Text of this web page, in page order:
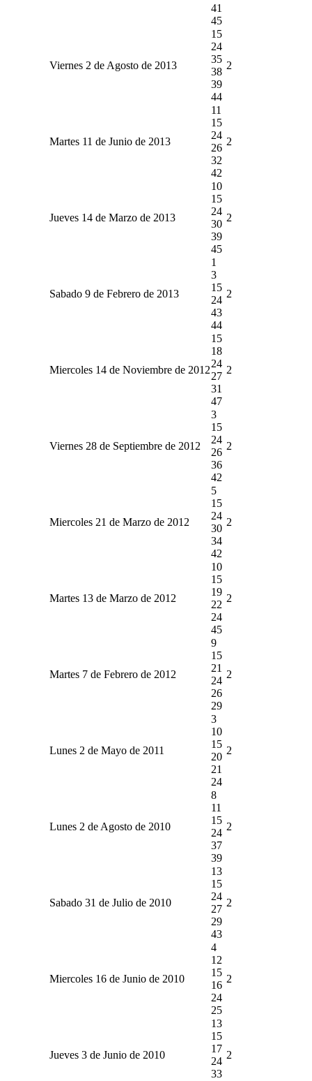
41
45
Viernes 2 de Agosto de 2013
15
24
35
38
39
44
2
Martes 11 de Junio de 2013
11
15
24
26
32
42
2
Jueves 14 de Marzo de 2013
10
15
24
30
39
45
2
Sabado 9 de Febrero de 2013
1
3
15
24
43
44
2
Miercoles 14 de Noviembre de 2012
15
18
24
27
31
47
2
Viernes 28 de Septiembre de 2012
3
15
24
26
36
42
2
Miercoles 21 de Marzo de 2012
5
15
24
30
34
42
2
Martes 13 de Marzo de 2012
10
15
19
22
24
45
2
Martes 7 de Febrero de 2012
9
15
21
24
26
29
2
Lunes 2 de Mayo de 2011
3
10
15
20
21
24
2
Lunes 2 de Agosto de 2010
8
11
15
24
37
39
2
Sabado 31 de Julio de 2010
13
15
24
27
29
43
2
Miercoles 16 de Junio de 2010
4
12
15
16
24
25
2
Jueves 3 de Junio de 2010
13
15
17
24
33
2